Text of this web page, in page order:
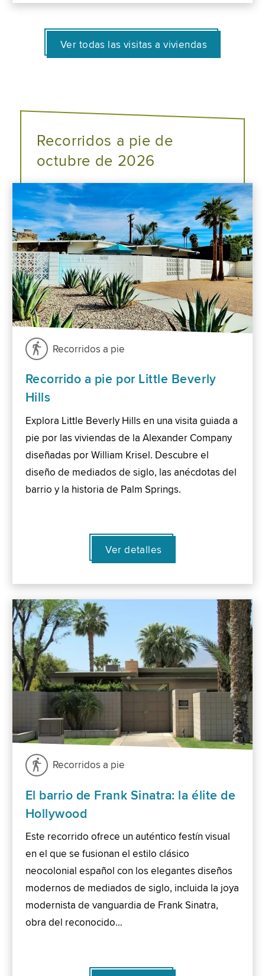
Ver todas las visitas a viviendas
Recorridos a pie de
octubre de 2026
Recorridos a pie
Recorrido a pie por Little Beverly
Hills
Explora Little Beverly Hills en una visita guiada a
pie por las viviendas de la Alexander Company
diseñadas por William Krisel. Descubre el
diseño de mediados de siglo, las anécdotas del
barrio y la historia de Palm Springs.
Ver detalles
Recorridos a pie
El barrio de Frank Sinatra: la élite de
Hollywood
Este recorrido ofrece un auténtico festín visual
en el que se fusionan el estilo clásico
neocolonial español con los elegantes diseños
modernos de mediados de siglo, incluida la joya
modernista de vanguardia de Frank Sinatra,
obra del reconocido…